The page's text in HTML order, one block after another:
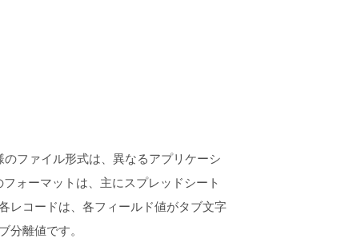
ファイル形式は、異なるアプリケーシ
ォーマットは、主にスプレッドシート
レコードは、各フィールド値がタブ文字
分離値です。